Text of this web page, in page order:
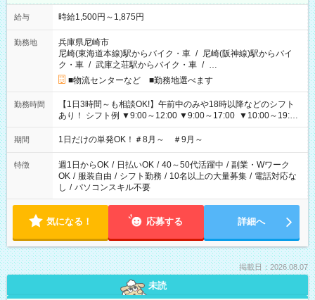
給与 時給1,500円～1,875円
勤務地
兵庫県尼崎市
尼崎(東海道本線)駅からバイク・車 / 尼崎(阪神線)駅からバイ
ク・車 / 武庫之荘駅からバイク・車 / …
■物流センターなど ■勤務地選べます
勤務時間
【1日3時間～も相談OK!】午前中のみや18時以降などのシフト
あり！ シフト例 ▼9:00～12:00 ▼9:00～17:00 ▼10:00～19:00
▼18:00～21:00
期間 1日だけの単発OK！＃8月～ ＃9月～
特徴 週1日からOK / 日払いOK / 40～50代活躍中 / 副業・Wワーク
OK / 服装自由 / シフト勤務 / 10名以上の大量募集 / 電話対応な
し / パソコンスキル不要
気になる！ 応募する 詳細へ
掲載日：2026.08.07
未読